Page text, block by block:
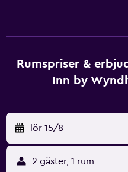
Rumspriser &
Inn by
lör 15/8
2 gäster, 1 rum